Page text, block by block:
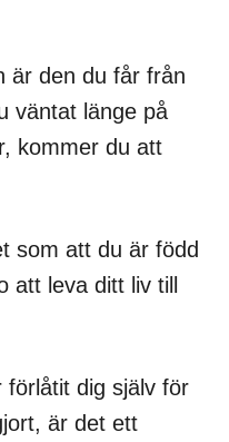
är den du får från
väntat länge på
kommer du att
som att du är född
att leva ditt liv till
dig själv för
är det ett